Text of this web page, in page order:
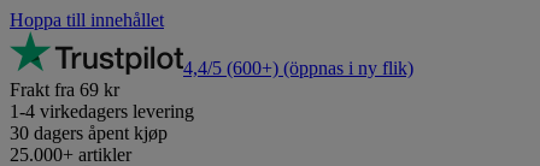
Hoppa till innehållet
4,4/5 (600+) (öppnas i ny flik)
Frakt fra 69 kr
1-4 virkedagers levering
30 dagers åpent kjøp
25.000+ artikler